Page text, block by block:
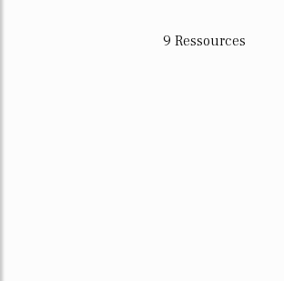
9 Ressources